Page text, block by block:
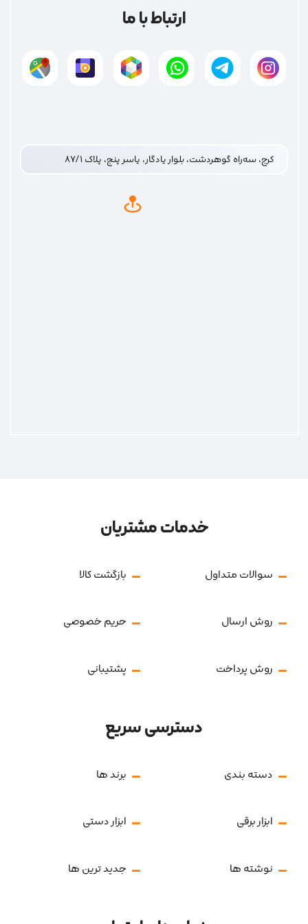
ارتباط با ما
کرج، سه‌راه گوهردشت، بلوار یادگار، یاسر پنج، پلاک ۸۷/۱
خدمات مشتریان
سوالات متداول بازگشت کالا
روش ارسال حریم خصوصی
روش پرداخت پشتیبانی
دسترسی سریع
دسته بندی برند ها
ابزار برقی ابزار دستی
نوشته ها جدید ترین ها